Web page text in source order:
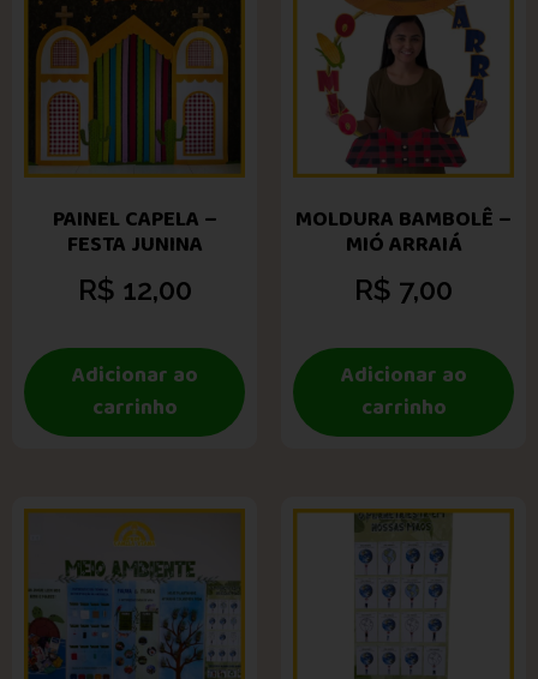
PAINEL CAPELA –
FESTA JUNINA
R$ 12,00
Adicionar ao
carrinho
MOLDURA BAMBOLÊ –
MIÓ ARRAIÁ
R$ 7,00
Adicionar ao
carrinho